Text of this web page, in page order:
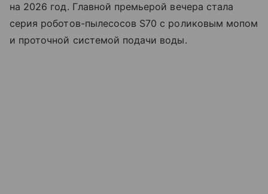
на 2026 год. Главной премьерой вечера стала
серия роботов-пылесосов S70 с роликовым мопом
и проточной системой подачи воды.